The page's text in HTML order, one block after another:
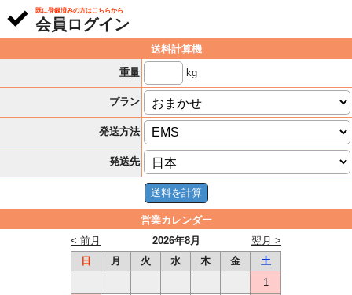
既に登録済みの方はこちらから
会員ログイン
送料計算機
重量
kg
プラン
発送方法
発送先
営業カレンダー
2026年8月
< 前月
翌月 >
日
月 火 水 木 金
土
1